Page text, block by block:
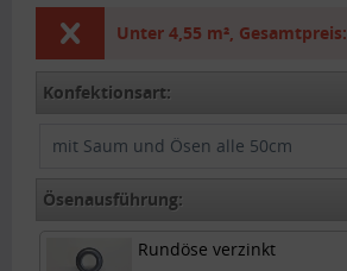
Unter4,55 m², Gesamtpreis:
Konfektionsart:
mit Saum und Ösen alle 50cm
Ösenausführung:
Rundöse verzinktRundöse verzinkt